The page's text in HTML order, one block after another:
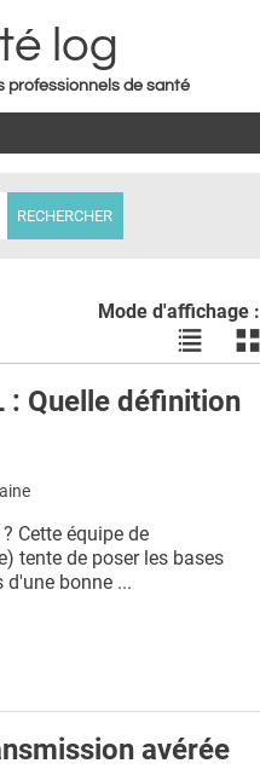
log
professionnels de santé
Mode d'affichage :
Voir
les
en
les
en
: Quelle définition
Cette équipe de
tente de poser les bases
bonne ...
avérée